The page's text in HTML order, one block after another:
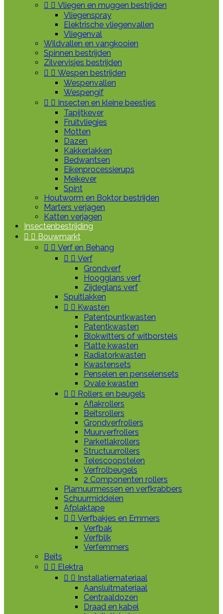
  Vliegen en muggen bestrijden
Vliegenspray
Elektrische vliegenvallen
Vliegenval
Wildvallen en vangkooien
Spinnen bestrijden
Zilvervisjes bestrijden
  Wespen bestrijden
Wespenvallen
Wespengif
  Insecten en kleine beestjes
Tapijtkever
Fruitvliegjes
Motten
Dazen
Kakkerlakken
Bedwantsen
Eikenprocessierups
Meikever
Spint
Houtworm en Boktor bestrijden
Marters verjagen
Katten verjagen
Insectenbestrijding
  Bouwmarkt
  Verf en Behang
  Verf
Grondverf
Hoogglans verf
Zijdeglans verf
Spuitlakken
  Kwasten
Patentpuntkwasten
Patentkwasten
Blokwitters of witborstels
Platte kwasten
Radiatorkwasten
Kwastensets
Penselen en penselensets
Ovale kwasten
  Rollers en beugels
Aflakrollers
Beitsrollers
Grondverfrollers
Muurverfrollers
Parketlakrollers
Structuurrollers
Telescoopstelen
Verfrolbeugels
2 Componenten rollers
Plamuurmessen en verfkrabbers
Schuurmiddelen
Afplaktape
  Verfbakjes en Emmers
Verfbak
Verfblik
Verfemmers
Beits
  Elektra
  Installatiemateriaal
Aansluitmateriaal
Centraaldozen
Draad en kabel